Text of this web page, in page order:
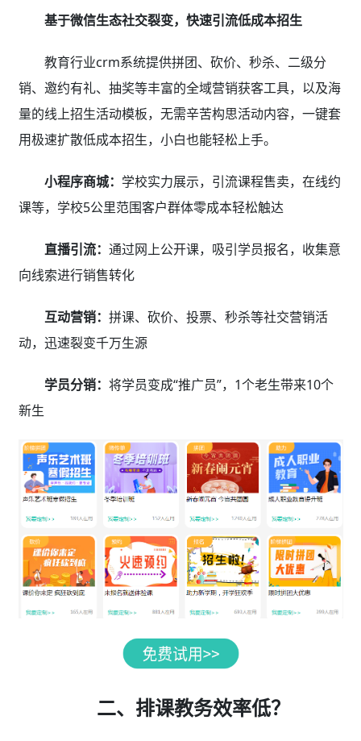
基于微信生态社交裂变，快速引流低成本招生
教育行业crm系统提供拼团、砍价、秒杀、二级分
销、邀约有礼、抽奖等丰富的全域营销获客工具，以及海
量的线上招生活动模板，无需辛苦构思活动内容，一键套
用极速扩散低成本招生，小白也能轻松上手。
小程序商城： 学校实力展示，引流课程售卖，在线约
课等，学校5公里范围客户群体零成本轻松触达
直播引流： 通过网上公开课，吸引学员报名，收集意
向线索进行销售转化
互动营销： 拼课、砍价、投票、秒杀等社交营销活
动，迅速裂变千万生源
学员分销： 将学员变成“推广员”，1个老生带来10个
新生
二、排课教务效率低？